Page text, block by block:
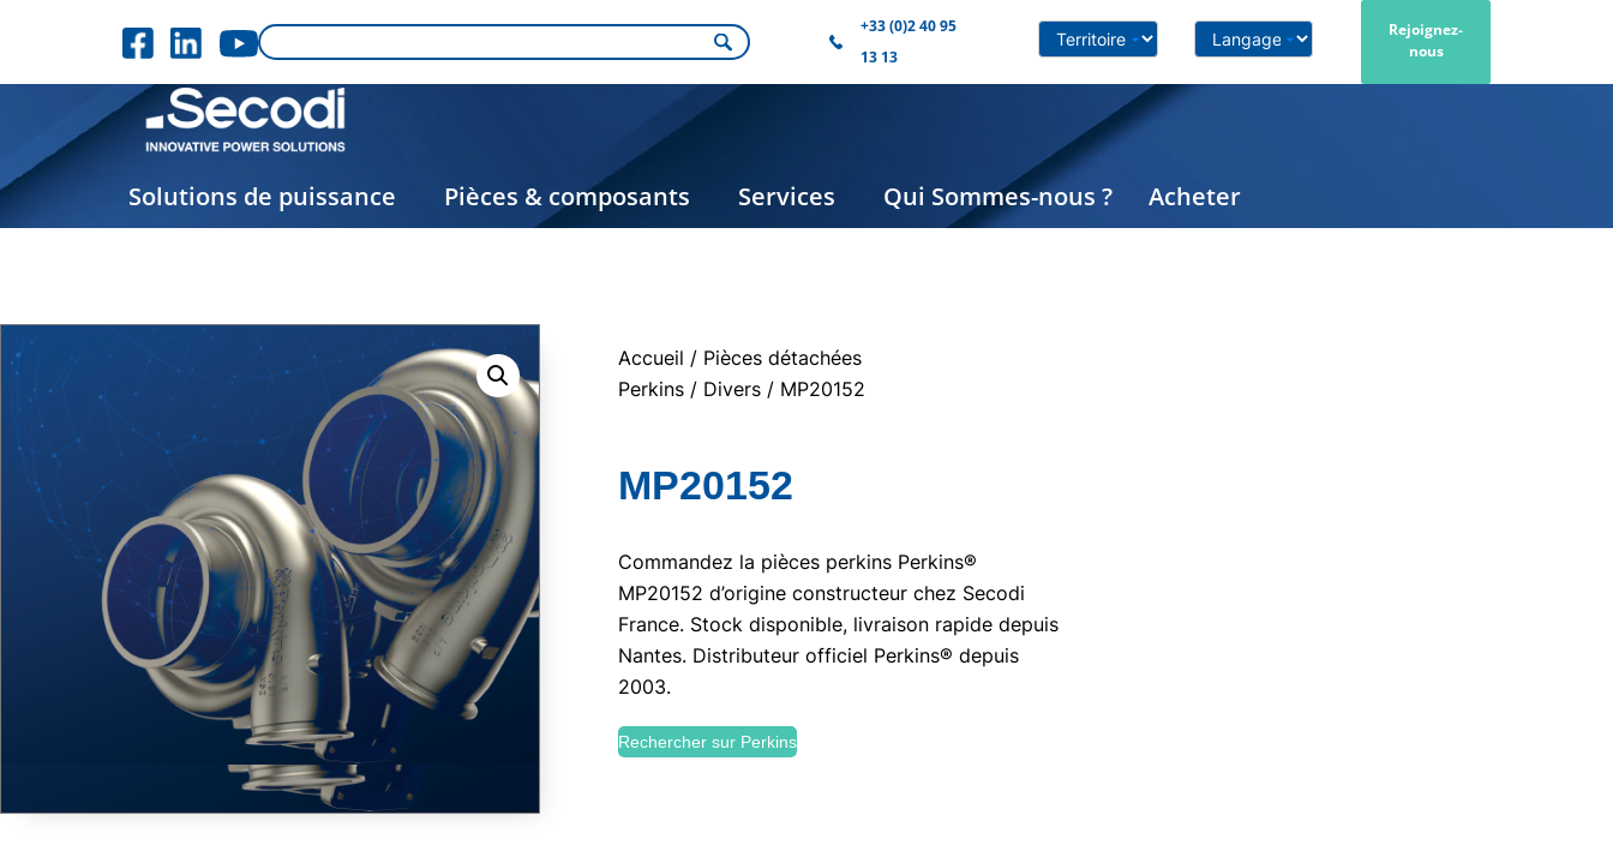
+33 (0)2 40 95
13 13
Rejoignez-
nous
Solutions de puissance Pièces & composants Services Qui Sommes-nous ? Acheter
Accueil / Pièces détachées
Perkins / Divers / MP20152
MP20152
Commandez la pièces perkins Perkins®
MP20152 d’origine constructeur chez Secodi
France. Stock disponible, livraison rapide depuis
Nantes. Distributeur officiel Perkins® depuis
2003.
Rechercher sur Perkins